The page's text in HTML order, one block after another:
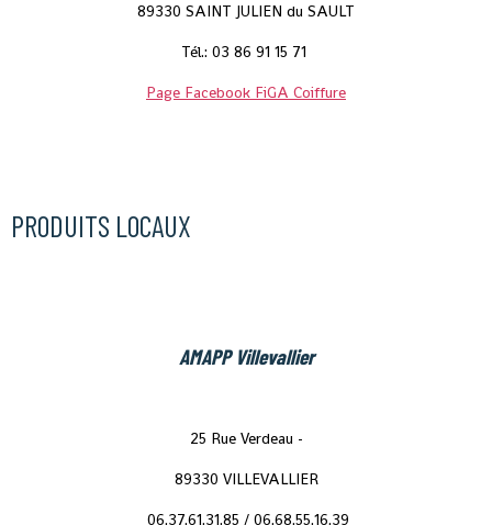
89330 SAINT JULIEN du SAULT
Tél.: 03 86 91 15 71
Page Facebook FiGA Coiffure
PRODUITS LOCAUX
AMAPP Villevallier
25 Rue Verdeau -
89330 VILLEVALLIER
06.37.61.31.85 / 06.68.55.16.39